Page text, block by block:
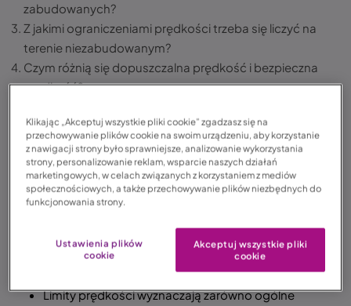
zabudowanych?
Z jakimi ograniczeniami prędkości trzeba się liczyć na
terenie niezabudowanym?
Czym różnią się dopuszczalna prędkość i bezpieczna
prędkość?
Podsumowanie
FAQ – często zadawane pytania
Ograniczenia prędkości w Polsce – co warto wiedzieć?
Ograniczenia prędkości w Polsce zależą od rodzaju
drogi, obszaru zabudowanego lub poza zabudową
Limity prędkości wyznaczają zarówno ogólne
Klikając „Akceptuj wszystkie pliki cookie” zgadzasz się na
przechowywanie plików cookie na swoim urządzeniu, aby korzystanie
z nawigacji strony było sprawniejsze, analizowanie wykorzystania
strony, personalizowanie reklam, wsparcie naszych działań
marketingowych, w celach związanych z korzystaniem z mediów
społecznościowych, a także przechowywanie plików niezbędnych do
funkcjonowania strony.
Ustawienia plików
cookie
Akceptuj wszystkie pliki
cookie